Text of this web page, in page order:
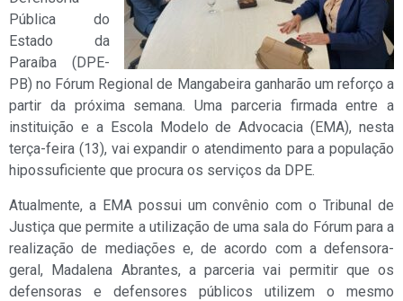
Pública do
Estado da
Paraíba (DPE-
PB) no Fórum Regional de Mangabeira ganharão um reforço a
partir da próxima semana. Uma parceria firmada entre a
instituição e a Escola Modelo de Advocacia (EMA), nesta
terça-feira (13), vai expandir o atendimento para a população
hipossuficiente que procura os serviços da DPE.
Atualmente, a EMA possui um convênio com o Tribunal de
Justiça que permite a utilização de uma sala do Fórum para a
realização de mediações e, de acordo com a defensora-
geral, Madalena Abrantes, a parceria vai permitir que os
defensoras e defensores públicos utilizem o mesmo